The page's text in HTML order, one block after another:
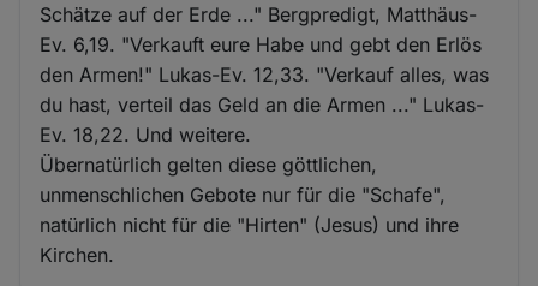
Schätze auf der Erde ..." Bergpredigt, Matthäus-
Ev. 6,19. "Verkauft eure Habe und gebt den Erlös
den Armen!" Lukas-Ev. 12,33. "Verkauf alles, was
du hast, verteil das Geld an die Armen ..." Lukas-
Ev. 18,22. Und weitere.
Übernatürlich gelten diese göttlichen,
unmenschlichen Gebote nur für die "Schafe",
natürlich nicht für die "Hirten" (Jesus) und ihre
Kirchen.